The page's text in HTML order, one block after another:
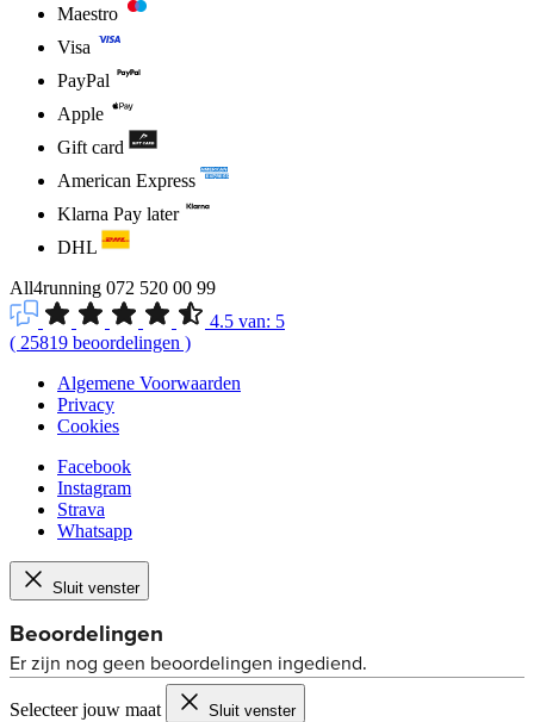
Maestro
Visa
PayPal
Apple
Gift card
American Express
Klarna Pay later
DHL
All4running 072 520 00 99
4.5 van: 5
( 25819 beoordelingen )
Algemene Voorwaarden
Privacy
Cookies
Facebook
Instagram
Strava
Whatsapp
Sluit venster
Selecteer jouw maat Sluit venster